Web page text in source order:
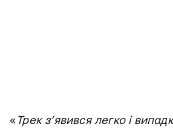
« Трек з’явився легко і